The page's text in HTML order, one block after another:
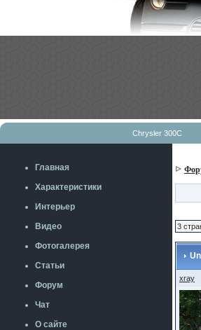
Chrysler 300C
Главная
Характеристики
Интерьер
Видео
Фотогалерея
Статьи
Форум
Чат
О сайте
3
xray